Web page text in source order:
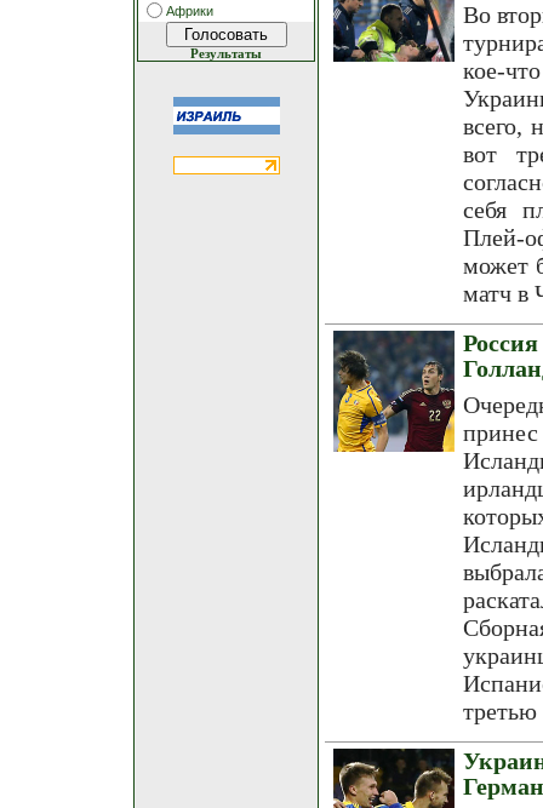
Африки
Результаты
Во
кое-
всего,
вот
себя
Плей-
может
матч в
третью